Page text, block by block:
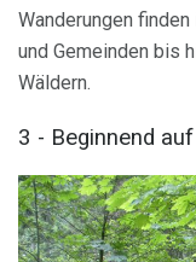
Wanderungen
und Gemeinden bis
Wäldern.
3 - Beginnend